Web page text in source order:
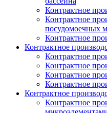
Контрактное
Контрактное
посудомоечных
Контрактное
Контрактное
Контрактное
Контрактное
Контрактное
Контрактное
Контрактное
Контрактное